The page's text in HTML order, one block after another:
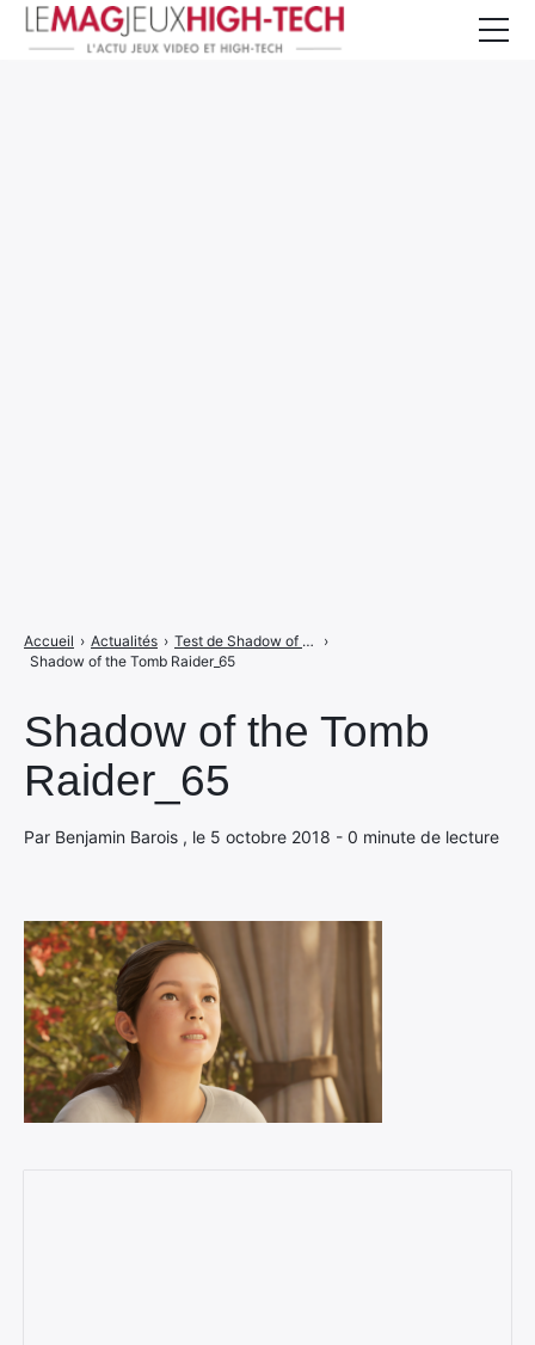
Shadow of the Tomb
Raider_65
Par Benjamin Barois , le 5 octobre 2018 - 0 minute de lecture
Accueil › Actualités › Test de Shadow of the Tomb Raider sur PS4 : une Lara bien sombre
›
Shadow of the Tomb Raider_65